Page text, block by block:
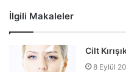
İlgili Makaleler
Cilt
8 Eylül